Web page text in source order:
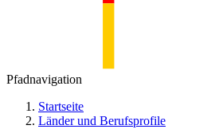
Pfadnavigation
Startseite
Länder und Berufsprofile